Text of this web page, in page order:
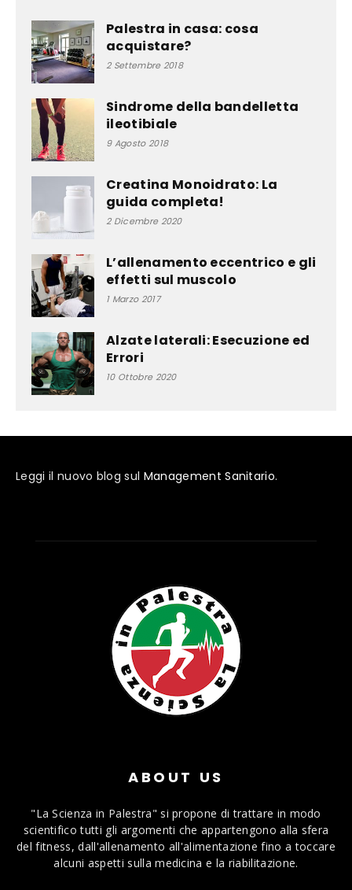
Palestra in casa: cosa
acquistare?
2 Settembre 2018
Sindrome della bandelletta
ileotibiale
9 Agosto 2018
Creatina Monoidrato: La
guida completa!
2 Dicembre 2020
L’allenamento eccentrico e gli
effetti sul muscolo
1 Marzo 2017
Alzate laterali: Esecuzione ed
Errori
10 Ottobre 2020
Leggi il nuovo blog sul Management Sanitario.
ABOUT US
"La Scienza in Palestra" si propone di trattare in modo
scientifico tutti gli argomenti che appartengono alla sfera
del fitness, dall'allenamento all'alimentazione fino a toccare
alcuni aspetti sulla medicina e la riabilitazione.